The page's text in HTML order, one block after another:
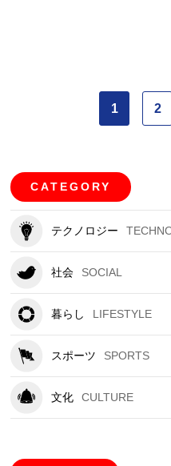
1 2
CATEGORY
テクノロジー
社会 SOCIAL
暮らし LIFESTYLE
スポーツ SPORTS
文化 CULTURE